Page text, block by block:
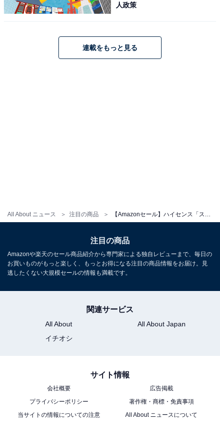
All About ニュース 注目の商品
【Amazon.co.jp限定】ハイセンス【3年保証】65V型
65E50R 4K スマート Wチューナー内蔵 ネット動画 液晶
Amazonで見る
ハイセンス「50E50R」
【Amazon.co.jp限定】ハイセンス【3年保証】50V型
50E50R 4K スマート Wチューナー内蔵 ネット動画 液晶
人政策
連載をもっと見る
注目の商品
Amazonや楽天のセール商品紹介から専門家による独自レビューまで、毎日の
お買いものがもっと楽しく、もっとお得になる注目の商品情報をお届け。見
逃したくない大規模セールの情報も満載です。
関連サービス
All About
All About Japan
イチオシ
サイト情報
会社概要
広告掲載
プライバシーポリシー
著作権・商標・免責事項
当サイトの情報についての注意
All About ニュースについて